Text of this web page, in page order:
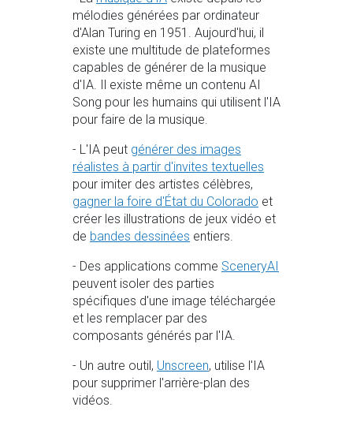
mélodies générées par ordinateur
d'Alan Turing en 1951. Aujourd'hui, il
existe une multitude de plateformes
capables de générer de la musique
d'IA. Il existe même un contenu AI
Song pour les humains qui utilisent l'IA
pour faire de la musique.
- L'IA peut générer des images
réalistes à partir d'invites textuelles
pour imiter des artistes célèbres,
gagner la foire d'État du Colorado et
créer les illustrations de jeux vidéo et
de bandes dessinées entiers.
- Des applications comme SceneryAI
peuvent isoler des parties
spécifiques d'une image téléchargée
et les remplacer par des
composants générés par l'IA.
- Un autre outil, Unscreen, utilise l'IA
pour supprimer l'arrière-plan des
vidéos.